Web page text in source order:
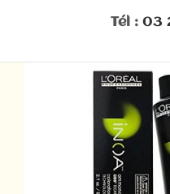
Tél : 03